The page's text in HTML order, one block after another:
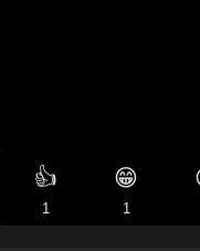
👍
1
😁
1